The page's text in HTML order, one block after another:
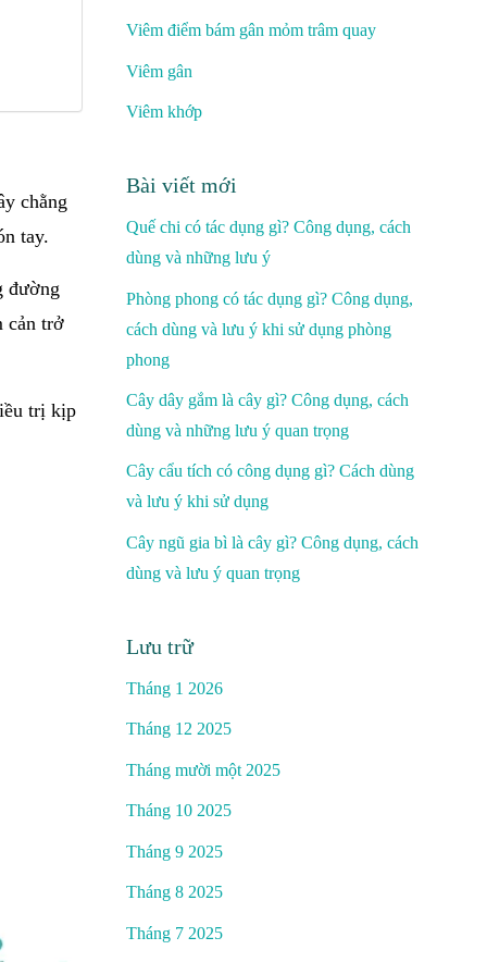
chằng
tay.
đường
cản trở
trị kịp
Viêm điểm bám gân mỏm trâm quay
Viêm gân
Viêm khớp
Bài viết mới
Quế chi có tác dụng gì? Công dụng, cách
dùng và những lưu ý
Phòng phong có tác dụng gì? Công dụng,
cách dùng và lưu ý khi sử dụng phòng
phong
Cây dây gắm là cây gì? Công dụng, cách
dùng và những lưu ý quan trọng
Cây cẩu tích có công dụng gì? Cách dùng
và lưu ý khi sử dụng
Cây ngũ gia bì là cây gì? Công dụng, cách
dùng và lưu ý quan trọng
Lưu trữ
Tháng 1 2026
Tháng 12 2025
Tháng mười một 2025
Tháng 10 2025
Tháng 9 2025
Tháng 8 2025
Tháng 7 2025